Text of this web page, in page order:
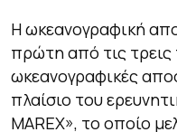
Η ωκεανογραφική
πρώτη από τις
ωκεανογραφικές
πλαίσιο του
MAREX», το οποίο